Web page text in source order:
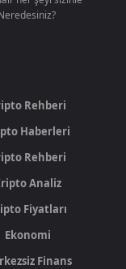
Rehberi
Haberleri
Rehberi
Analiz
Fiyatları
Ekonomi
Finans